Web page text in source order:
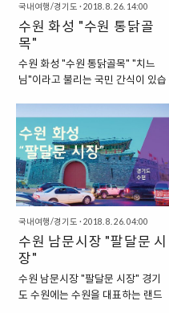
의 한 곳입니다. 이 곳은 1970년대
부터 형성이 되었는데요. 순대, 정
육, 식품으로 유명한 시장이라고 하
지요. 지동시장에서는 주로 농축산
물과 수산물, 건어물, 청과물 등의
식재료를 취급하는데요. 특히 식당
이 많은 것으로 유명하답니다. △ 지
동시장의 성곽에 올라서 본 경치 △
지동시장의 성문을 지키고 있는 포
졸 "성문처럼 생긴 지동시장의 입
구" 지동시장으로 들어가기..
국내여행/경기도 · 2018. 8. 26. 14:00
수원 화성 "수원 통닭골
목"
수원 화성 "수원 통닭골목" "치느
님"이라고 불리는 국민 간식이 있습
게 사랑을 받는 음식이라고 할 수 있
을 것입니다. 오죽하면 최근에는
"치맥(치킨 + 맥주)"라는 신조어를
만들어 내기도 했을 정도이니 말이
죠. "치킨 골목이 있는 수원 화성" 이
렇게 치킨의 성지가 될만한 골목이
있기도 합니다. 바로 수원 화성 안에
있는 골목길인데요. 이 곳에서는 여
러 곳의 치킨집이 모여있는 것으로
상당히 유명하답니다. 다양한 치킨
집이 한 곳에 몰려있는 거리이기도
국내여행/경기도 · 2018. 8. 26. 04:00
수원 남문시장 "팔달문 시
장"
수원 남문시장 "팔달문 시장" 경기
도 수원에는 수원을 대표하는 랜드